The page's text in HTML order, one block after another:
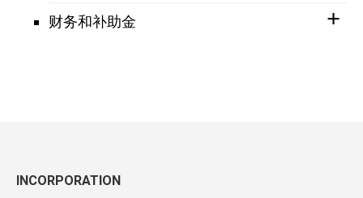
财务和补助金
INCORPORATION